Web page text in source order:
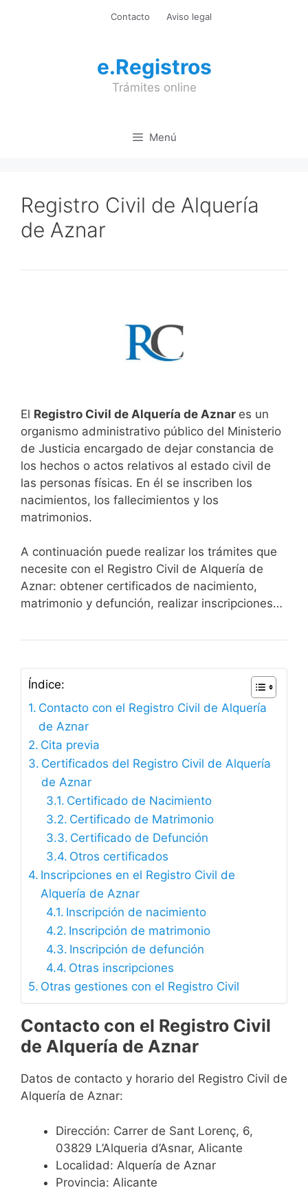
Contacto Aviso legal
e.Registros
Trámites online
Menú
Registro Civil de Alquería
de Aznar
El Registro Civil de Alquería de Aznar es un
organismo administrativo público del Ministerio
de Justicia encargado de dejar constancia de
los hechos o actos relativos al estado civil de
las personas físicas. En él se inscriben los
nacimientos, los fallecimientos y los
matrimonios.
A continuación puede realizar los trámites que
necesite con el Registro Civil de Alquería de
Aznar: obtener certificados de nacimiento,
matrimonio y defunción, realizar inscripciones…
Índice:
Contacto con el Registro Civil de Alquería
de Aznar
Cita previa
Certificados del Registro Civil de Alquería
de Aznar
Certificado de Nacimiento
Certificado de Matrimonio
Certificado de Defunción
Otros certificados
Inscripciones en el Registro Civil de
Alquería de Aznar
Inscripción de nacimiento
Inscripción de matrimonio
Inscripción de defunción
Otras inscripciones
Otras gestiones con el Registro Civil
Contacto con el Registro Civil
de Alquería de Aznar
Datos de contacto y horario del Registro Civil de
Alquería de Aznar:
Dirección: Carrer de Sant Lorenç, 6,
03829 L’Alqueria d’Asnar, Alicante
Localidad: Alquería de Aznar
Provincia: Alicante